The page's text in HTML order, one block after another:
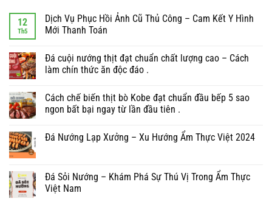
12
Th5
Dịch Vụ Phục Hồi Ảnh Cũ Thủ Công – Cam Kết Y Hình
Mới Thanh Toán
Đá cuội nướng thịt đạt chuẩn chất lượng cao – Cách
làm chín thức ăn độc đáo .
Cách chế biến thịt bò Kobe đạt chuẩn đầu bếp 5 sao
ngon bất bại ngay từ lần đầu tiên .
Đá Nướng Lạp Xưởng – Xu Hướng Ẩm Thực Việt 2024
Đá Sỏi Nướng – Khám Phá Sự Thú Vị Trong Ẩm Thực
Việt Nam